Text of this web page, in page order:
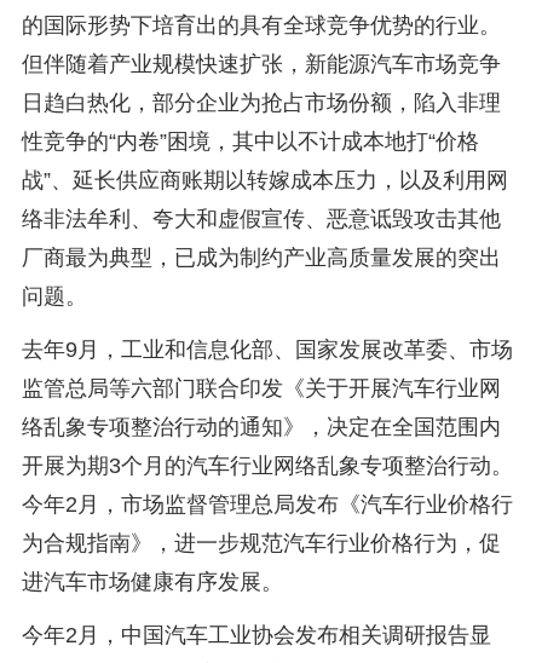
的国际形势下培育出的具有全球竞争优势的行业。
但伴随着产业规模快速扩张，新能源汽车市场竞争
日趋白热化，部分企业为抢占市场份额，陷入非理
性竞争的“内卷”困境，其中以不计成本地打“价格
战”、延长供应商账期以转嫁成本压力，以及利用网
络非法牟利、夸大和虚假宣传、恶意诋毁攻击其他
厂商最为典型，已成为制约产业高质量发展的突出
问题。
去年9月，工业和信息化部、国家发展改革委、市场
监管总局等六部门联合印发《关于开展汽车行业网
络乱象专项整治行动的通知》，决定在全国范围内
开展为期3个月的汽车行业网络乱象专项整治行动。
今年2月，市场监督管理总局发布《汽车行业价格行
为合规指南》，进一步规范汽车行业价格行为，促
进汽车市场健康有序发展。
今年2月，中国汽车工业协会发布相关调研报告显